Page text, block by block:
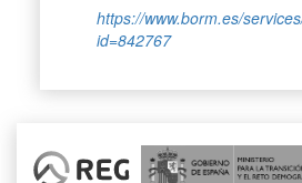
https://www.borm.es/
id=842767